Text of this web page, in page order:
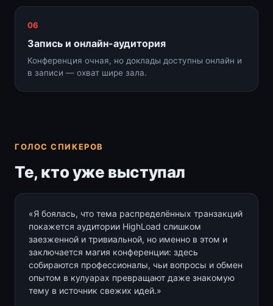
06
Запись и онлайн-аудитория
Конференция очная, но доклады доступны онлайн и
в записи — охват шире зала.
ГОЛОС СПИКЕРОВ
Те, кто уже выступал
«Я боялась, что тема распределённых транзакций
покажется аудитории HighLoad слишком
заезженной и тривиальной, но именно в этом и
заключается магия конференции: здесь
собираются профессионалы, чьи вопросы и обмен
опытом в кулуарах превращают даже знакомую
тему в источник свежих идей.»